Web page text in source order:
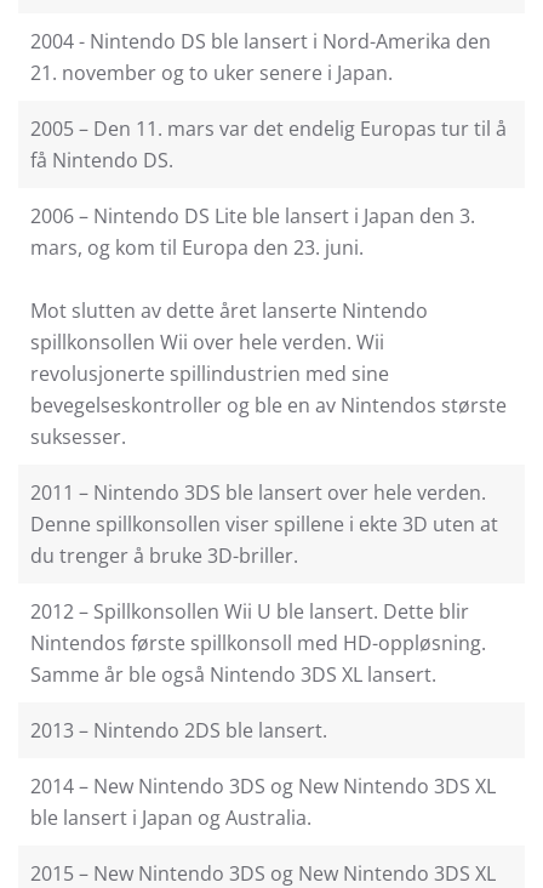
2004 - Nintendo DS ble lansert i Nord-Amerika den
21. november og to uker senere i Japan.
2005 – Den 11. mars var det endelig Europas tur til å
få Nintendo DS.
2006 – Nintendo DS Lite ble lansert i Japan den 3.
mars, og kom til Europa den 23. juni.
Mot slutten av dette året lanserte Nintendo
spillkonsollen Wii over hele verden. Wii
revolusjonerte spillindustrien med sine
bevegelseskontroller og ble en av Nintendos største
suksesser.
2011 – Nintendo 3DS ble lansert over hele verden.
Denne spillkonsollen viser spillene i ekte 3D uten at
du trenger å bruke 3D-briller.
2012 – Spillkonsollen Wii U ble lansert. Dette blir
Nintendos første spillkonsoll med HD-oppløsning.
Samme år ble også Nintendo 3DS XL lansert.
2013 – Nintendo 2DS ble lansert.
2014 – New Nintendo 3DS og New Nintendo 3DS XL
ble lansert i Japan og Australia.
2015 – New Nintendo 3DS og New Nintendo 3DS XL